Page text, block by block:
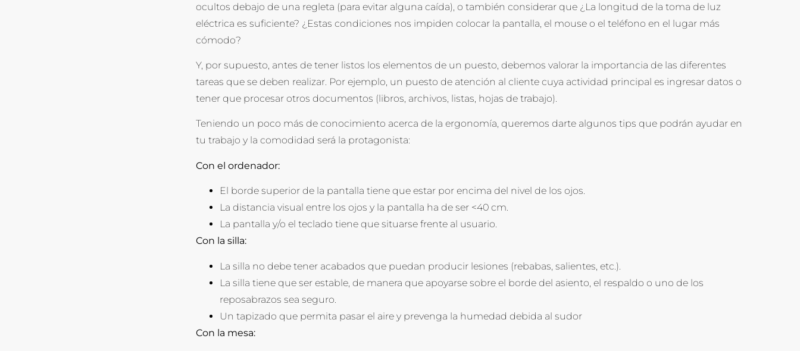
ocultos debajo de una regleta (para evitar alguna caída), o también considerar que ¿La longitud de la toma de luz
eléctrica es suficiente? ¿Estas condiciones nos impiden colocar la pantalla, el mouse o el teléfono en el lugar más
cómodo?
Y, por supuesto, antes de tener listos los elementos de un puesto, debemos valorar la importancia de las diferentes
tareas que se deben realizar. Por ejemplo, un puesto de atención al cliente cuya actividad principal es ingresar datos o
tener que procesar otros documentos (libros, archivos, listas, hojas de trabajo).
Teniendo un poco más de conocimiento acerca de la ergonomía, queremos darte algunos tips que podrán ayudar en
tu trabajo y la comodidad será la protagonista:
Con el ordenador:
El borde superior de la pantalla tiene que estar por encima del nivel de los ojos.
La distancia visual entre los ojos y la pantalla ha de ser <40 cm.
La pantalla y/o el teclado tiene que situarse frente al usuario.
Con la silla:
La silla no debe tener acabados que puedan producir lesiones (rebabas, salientes, etc.).
La silla tiene que ser estable, de manera que apoyarse sobre el borde del asiento, el respaldo o uno de los
reposabrazos sea seguro.
Un tapizado que permita pasar el aire y prevenga la humedad debida al sudor
Con la mesa: